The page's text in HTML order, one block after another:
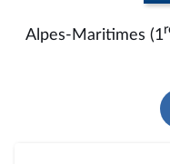
Alpes-Maritimes (1